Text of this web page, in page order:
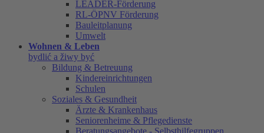
LEADER-Förderung
RL-ÖPNV Förderung
Bauleitplanung
Umwelt
Wohnen & Leben
bydlić a žiwy być
Bildung & Betreuung
Kindereinrichtungen
Schulen
Soziales & Gesundheit
Ärzte & Krankenhaus
Seniorenheime & Pflegedienste
Beratungsangebote - Selbsthilfegruppen